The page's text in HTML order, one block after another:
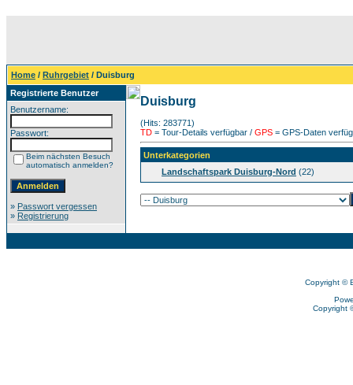
Home / Ruhrgebiet / Duisburg
Registrierte Benutzer
Benutzername:
Passwort:
Beim nächsten Besuch
automatisch anmelden?
» Passwort vergessen
» Registrierung
Duisburg
(Hits: 283771)
TD = Tour-Details verfügbar / GPS = GPS-Daten
Unterkategorien
Landschaftspark Duisburg-Nord (22)
Copyright ©
Copyright